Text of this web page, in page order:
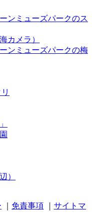
ンミューズパークのス
カメラ）
ンミューズパークの梅
）
免責事項
サイトマ